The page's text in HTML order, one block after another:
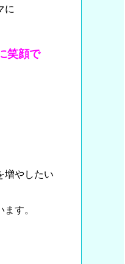
に
笑顔で
増やしたい
す。